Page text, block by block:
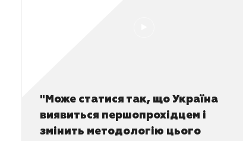
"Може статися так, що Україна
виявиться першопрохідцем і
змінить методологію цього